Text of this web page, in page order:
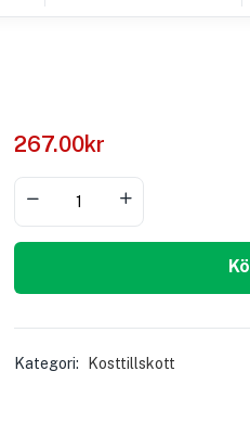
267.00kr
Kategori: Kosttillskott